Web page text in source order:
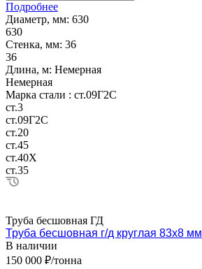
Подробнее
Диаметр, мм: 630
630
Стенка, мм: 36
36
Длина, м: Немерная
Немерная
Марка стали : ст.09Г2С
ст.3
ст.09Г2С
ст.20
ст.45
ст.40Х
ст.35
Труба бесшовная ГД
Труба бесшовная г/д круглая 83х8 мм
В наличии
150 000 ₽/тонна